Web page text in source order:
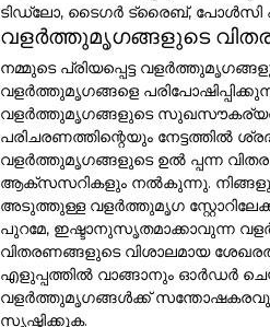
ടിഡ്ലോ, ടൈഗർ ട്രൈബ്, പോൾസി
വളർത്തുമൃഗങ്ങളുടെ
നമ്മുടെ പ്രിയപ്പെട്ട
വളർത്തുമൃഗങ്ങളെ
വളർത്തുമൃഗങ്ങളുടെ
പരിചരണത്തിന്റെയും നേട്ടത്തിൽ
വളർത്തുമൃഗങ്ങളുടെ ഉൽ പ്പന്ന
ആക്സസറികളും നൽകുന്നു.
അടുത്തുള്ള വളർത്തുമൃഗ
പുറമേ, ഇഷ്ടാനുസൃതമാക്കാവുന്ന
വിതരണങ്ങളുടെ വിശാലമായ
എളുപ്പത്തിൽ വാങ്ങാനും ഓർഡർ
വളർത്തുമൃഗങ്ങൾക്ക്
സൃഷ്ടിക്കുക.